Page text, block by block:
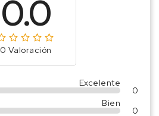
0.0
0 Valoración
Excelente
0
Bien
0